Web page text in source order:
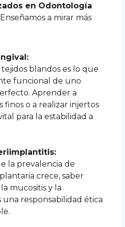
en Odontología
a mirar más
blandos es lo que
funcional de uno
Aprender a
finos o a realizar injertos
para la estabilidad a
la prevalencia de
crece, saber
mucositis y la
una responsabilidad ética